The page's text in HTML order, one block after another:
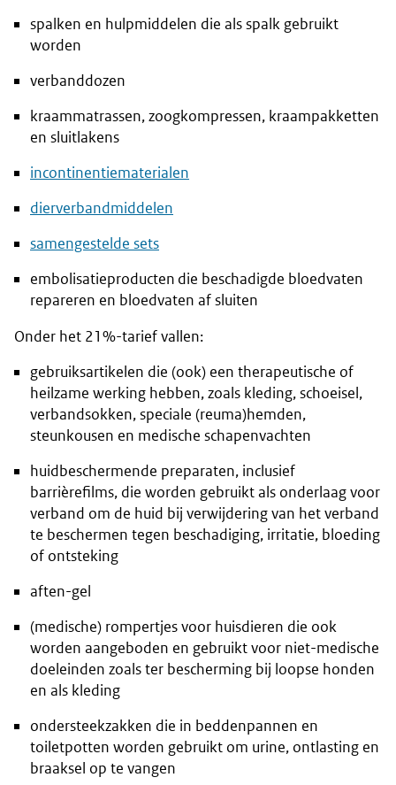
spalken en hulpmiddelen die als spalk gebruikt
worden
verbanddozen
kraammatrassen, zoogkompressen, kraampakketten
en sluitlakens
incontinentiematerialen
dierverbandmiddelen
samengestelde sets
embolisatieproducten die beschadigde bloedvaten
repareren en bloedvaten af sluiten
Onder het 21%-tarief vallen:
gebruiksartikelen die (ook) een therapeutische of
heilzame werking hebben, zoals kleding, schoeisel,
verbandsokken, speciale (reuma)hemden,
steunkousen en medische schapenvachten
huidbeschermende preparaten, inclusief
barrièrefilms, die worden gebruikt als onderlaag voor
verband om de huid bij verwijdering van het verband
te beschermen tegen beschadiging, irritatie, bloeding
of ontsteking
aften-gel
(medische) rompertjes voor huisdieren die ook
worden aangeboden en gebruikt voor niet-medische
doeleinden zoals ter bescherming bij loopse honden
en als kleding
ondersteekzakken die in beddenpannen en
toiletpotten worden gebruikt om urine, ontlasting en
braaksel op te vangen